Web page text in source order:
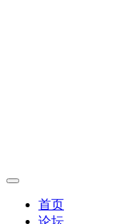
首页
论坛